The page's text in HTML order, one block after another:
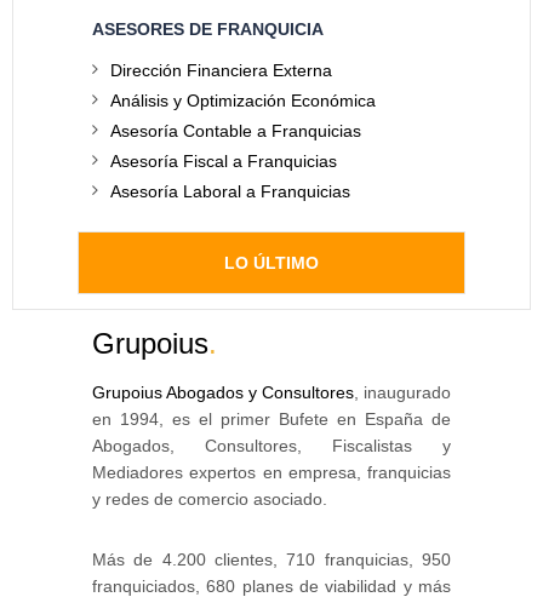
ASESORES DE FRANQUICIA
Dirección Financiera Externa
Análisis y Optimización Económica
Asesoría Contable a Franquicias
Asesoría Fiscal a Franquicias
Asesoría Laboral a Franquicias
LO ÚLTIMO
Grupoius.
Grupoius Abogados y Consultores , inaugurado
en 1994, es el primer Bufete en España de
Abogados, Consultores, Fiscalistas y
Mediadores expertos en empresa, franquicias
y redes de comercio asociado.
Más de 4.200 clientes, 710 franquicias, 950
franquiciados, 680 planes de viabilidad y más